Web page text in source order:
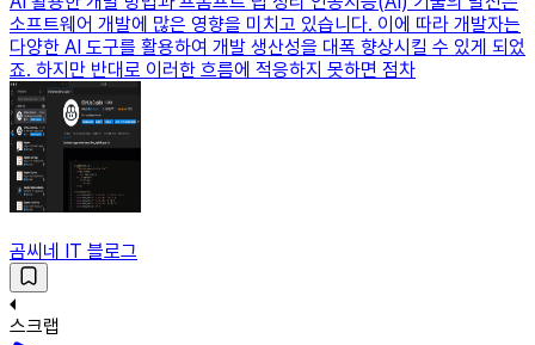
소프트웨어 개발에 많은 영향을 미치고 있습니다. 이에 따라 개발자는
다양한 AI 도구를 활용하여 개발 생산성을 대폭 향상시킬 수 있게 되었
죠. 하지만 반대로 이러한 흐름에 적응하지 못하면 점차
곰씨네 IT 블로그
스크랩